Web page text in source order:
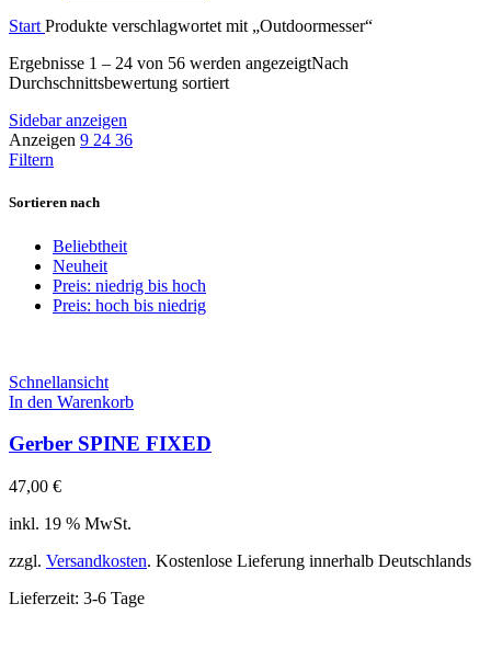
Start Produkte verschlagwortet mit „Outdoormesser“
Ergebnisse 1 – 24 von 56 werden angezeigtNach
Durchschnittsbewertung sortiert
Sidebar anzeigen
Anzeigen 9 24 36
Filtern
Sortieren nach
Beliebtheit
Neuheit
Preis: niedrig bis hoch
Preis: hoch bis niedrig
Schnellansicht
In den Warenkorb
Gerber SPINE FIXED
47,00 €
inkl. 19 % MwSt.
zzgl. Versandkosten. Kostenlose Lieferung innerhalb Deutschlands
Lieferzeit: 3-6 Tage